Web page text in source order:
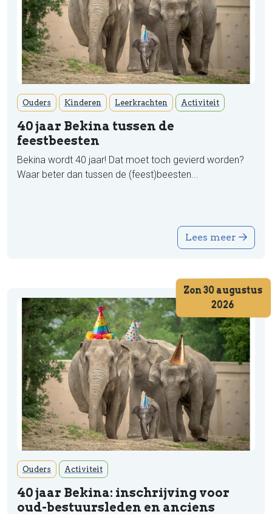
Ouders Kinderen Leerkrachten Activiteit
40 jaar Bekina tussen de
feestbeesten
Bekina wordt 40 jaar! Dat moet toch gevierd worden?
Waar beter dan tussen de (feest)beesten...
Lees meer
Ouders Activiteit
40 jaar Bekina: inschrijving voor
oud-bestuursleden en anciens
Zon 30 augustus
2026